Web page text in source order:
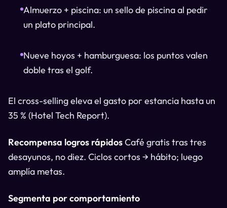
Almuerzo + piscina: un sello de piscina al pedir
un plato principal.
Nueve hoyos + hamburguesa: los puntos valen
doble tras el golf.
El cross-selling eleva el gasto por estancia hasta un
35 % (Hotel Tech Report).
Recompensa logros rápidosCafé gratis tras tres
desayunos, no diez. Ciclos cortos → hábito; luego
amplía metas.
Segmenta por comportamiento